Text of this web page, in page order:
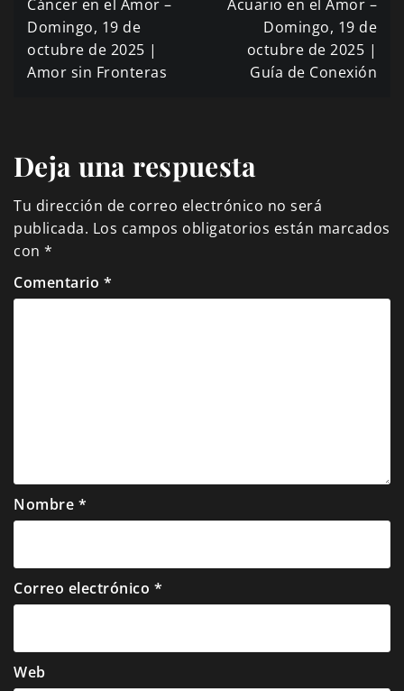
de
entradas
Cáncer en el Amor –
Domingo, 19 de
octubre de 2025 |
Amor sin Fronteras
Acuario en el Amor –
Domingo, 19 de
octubre de 2025 |
Guía de Conexión
Deja una respuesta
Tu dirección de correo electrónico no será
publicada. Los campos obligatorios están marcados
con *
Comentario *
Nombre *
Correo electrónico *
Web